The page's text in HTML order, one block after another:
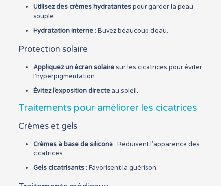
Utilisez des crèmes hydratantespour garder la peau
souple.
Hydratation interne: Buvez beaucoup d’eau.
Protection solaire
Appliquez un écran solairesur les cicatrices pour éviter
l’hyperpigmentation.
Évitez l’exposition directeau soleil.
Traitements pour améliorer les cicatrices
Crèmes et gels
Crèmes à base de silicone: Réduisent l’apparence des
cicatrices.
Gels cicatrisants: Favorisent la guérison.